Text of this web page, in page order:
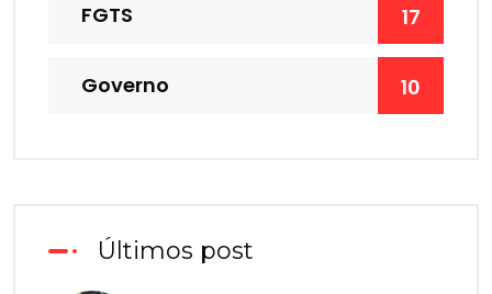
FGTS 17
Governo 10
Últimos post